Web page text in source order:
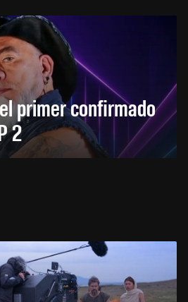
primer confirmado
2